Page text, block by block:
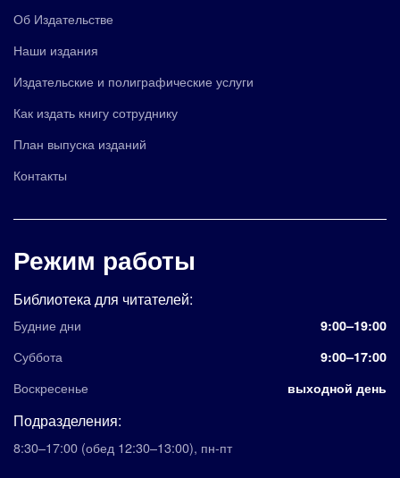
Об Издательстве
Наши издания
Издательские и полиграфические услуги
Как издать книгу сотруднику
План выпуска изданий
Контакты
Режим работы
Библиотека для читателей:
Будние дни 9:00–19:00
Суббота 9:00–17:00
Воскресенье выходной день
Подразделения:
8:30–17:00 (обед 12:30–13:00), пн-пт